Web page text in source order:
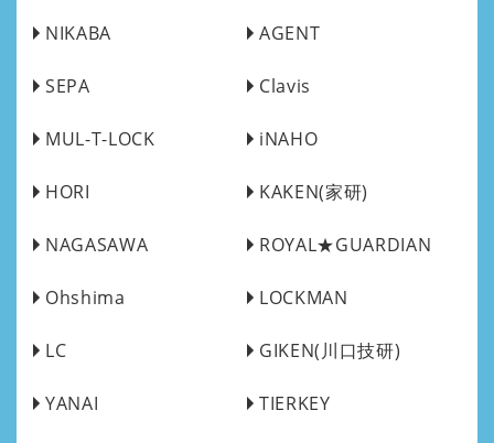
NIKABA AGENT
SEPA Clavis
MUL-T-LOCK iNAHO
HORI KAKEN(家研)
NAGASAWA ROYAL★GUARDIAN
Ohshima LOCKMAN
LC GIKEN(川口技研)
YANAI TIERKEY